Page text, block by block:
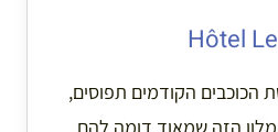
Hôtel
הכוכבים הקודמים תפוסים,